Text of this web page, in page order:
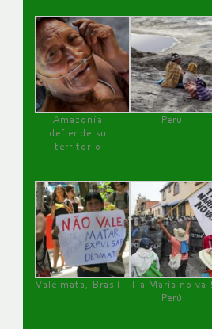
Amazonía
defiende su
territorio
Perú
Vale mata, Brasil
Tía María no va !
Perú